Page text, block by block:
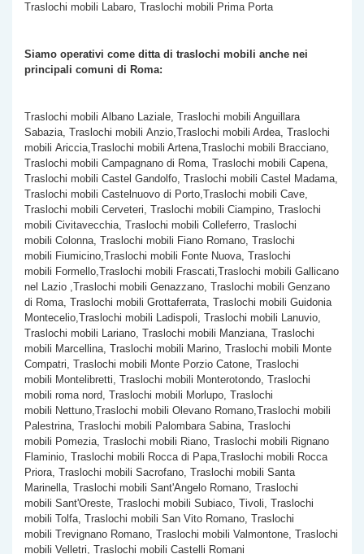
Traslochi mobili Labaro, Traslochi mobili Prima Porta
Siamo operativi come ditta di traslochi mobili anche nei
principali comuni di Roma:
Traslochi mobili Albano Laziale, Traslochi mobili Anguillara
Sabazia, Traslochi mobili Anzio,Traslochi mobili Ardea, Traslochi
mobili Ariccia,Traslochi mobili Artena,Traslochi mobili Bracciano,
Traslochi mobili Campagnano di Roma, Traslochi mobili Capena,
Traslochi mobili Castel Gandolfo, Traslochi mobili Castel Madama,
Traslochi mobili Castelnuovo di Porto,Traslochi mobili Cave,
Traslochi mobili Cerveteri, Traslochi mobili Ciampino, Traslochi
mobili Civitavecchia, Traslochi mobili Colleferro, Traslochi
mobili Colonna, Traslochi mobili Fiano Romano, Traslochi
mobili Fiumicino,Traslochi mobili Fonte Nuova, Traslochi
mobili Formello,Traslochi mobili Frascati,Traslochi mobili Gallicano
nel Lazio ,Traslochi mobili Genazzano, Traslochi mobili Genzano
di Roma, Traslochi mobili Grottaferrata, Traslochi mobili Guidonia
Montecelio,Traslochi mobili Ladispoli, Traslochi mobili Lanuvio,
Traslochi mobili Lariano, Traslochi mobili Manziana, Traslochi
mobili Marcellina, Traslochi mobili Marino, Traslochi mobili Monte
Compatri, Traslochi mobili Monte Porzio Catone, Traslochi
mobili Montelibretti, Traslochi mobili Monterotondo, Traslochi
mobili roma nord, Traslochi mobili Morlupo, Traslochi
mobili Nettuno,Traslochi mobili Olevano Romano,Traslochi mobili
Palestrina, Traslochi mobili Palombara Sabina, Traslochi
mobili Pomezia, Traslochi mobili Riano, Traslochi mobili Rignano
Flaminio, Traslochi mobili Rocca di Papa,Traslochi mobili Rocca
Priora, Traslochi mobili Sacrofano, Traslochi mobili Santa
Marinella, Traslochi mobili Sant'Angelo Romano, Traslochi
mobili Sant'Oreste, Traslochi mobili Subiaco, Tivoli, Traslochi
mobili Tolfa, Traslochi mobili San Vito Romano, Traslochi
mobili Trevignano Romano, Traslochi mobili Valmontone, Traslochi
mobili Velletri, Traslochi mobili Castelli Romani